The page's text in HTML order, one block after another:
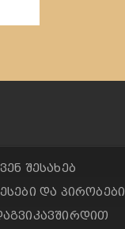
შესახებ
და პირობები